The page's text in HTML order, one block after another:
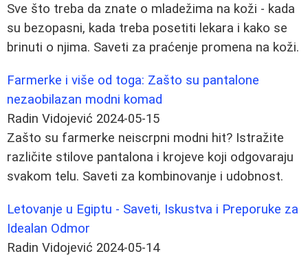
Sve što treba da znate o mladežima na koži - kada
su bezopasni, kada treba posetiti lekara i kako se
brinuti o njima. Saveti za praćenje promena na koži.
Farmerke i više od toga: Zašto su pantalone
nezaobilazan modni komad
Radin Vidojević 2024-05-15
Zašto su farmerke neiscrpni modni hit? Istražite
različite stilove pantalona i krojeve koji odgovaraju
svakom telu. Saveti za kombinovanje i udobnost.
Letovanje u Egiptu - Saveti, Iskustva i Preporuke za
Idealan Odmor
Radin Vidojević 2024-05-14